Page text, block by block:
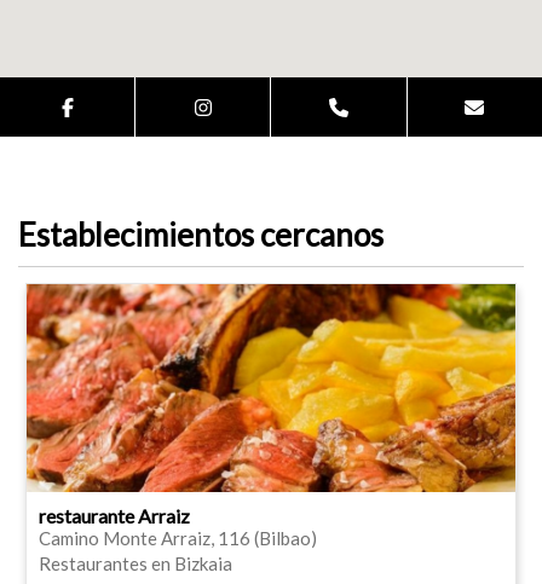
Establecimientos cercanos
restaurante Arraiz
Camino Monte Arraiz, 116 (Bilbao)
Restaurantes en Bizkaia